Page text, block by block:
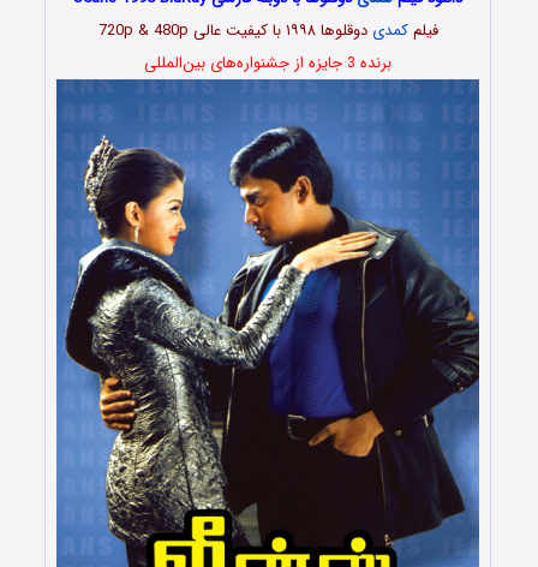
فیلمکمدی دوقلوها۱۹۹۸ با کیفیت عالی 720p & 480p
برنده 3 جایزه از جشنواره‌های بین‌المللی